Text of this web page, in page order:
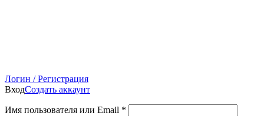
Логин / Регистрация
ВходСоздать аккаунт
Имя пользователя или Email *